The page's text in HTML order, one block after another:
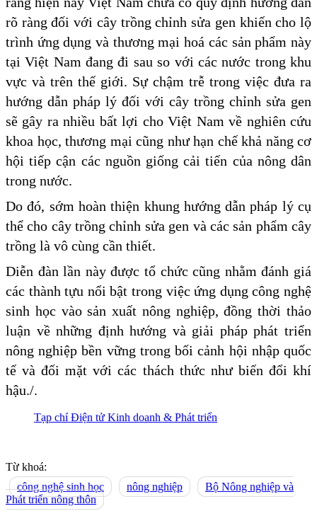
rõ ràng đối với cây trồng chỉnh sửa gen khiến cho lộ
trình ứng dụng và thương mại hoá các sản phẩm này
tại Việt Nam đang đi sau so với các nước trong khu
vực và trên thế giới. Sự chậm trễ trong việc đưa ra
hướng dẫn pháp lý đối với cây trồng chỉnh sửa gen
sẽ gây ra nhiều bất lợi cho Việt Nam về nghiên cứu
khoa học, thương mại cũng như hạn chế khả năng cơ
hội tiếp cận các nguồn giống cải tiến của nông dân
trong nước.
Do đó, sớm hoàn thiện khung hướng dẫn pháp lý cụ
thể cho cây trồng chỉnh sửa gen và các sản phẩm cây
trồng là vô cùng cần thiết.
Diễn đàn lần này được tổ chức cũng nhằm đánh giá
các thành tựu nổi bật trong việc ứng dụng công nghệ
sinh học vào sản xuất nông nghiệp, đồng thời thảo
luận về những định hướng và giải pháp phát triển
nông nghiệp bền vững trong bối cảnh hội nhập quốc
tế và đối mặt với các thách thức như biến đổi khí
hậu./.
Tạp chí Điện tử Kinh doanh & Phát triển
Từ khoá:
công nghệ sinh học
nông nghiệp
Bộ Nông nghiệp và
Phát triển nông thôn